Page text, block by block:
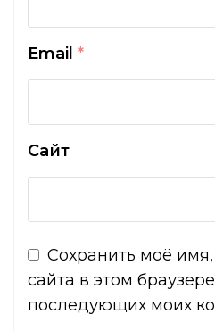
Email *
Сайт
Сохранить моё
сайта в этом
последующих моих